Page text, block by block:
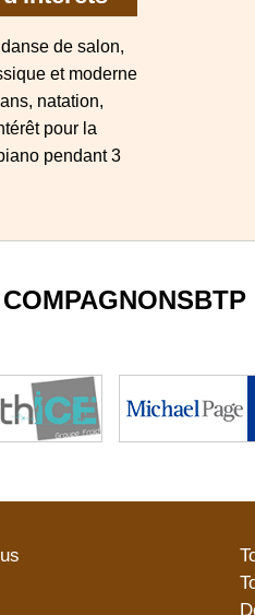
de salon,
et moderne
natation,
pour la
pendant 3
COMPAGNONSBTP